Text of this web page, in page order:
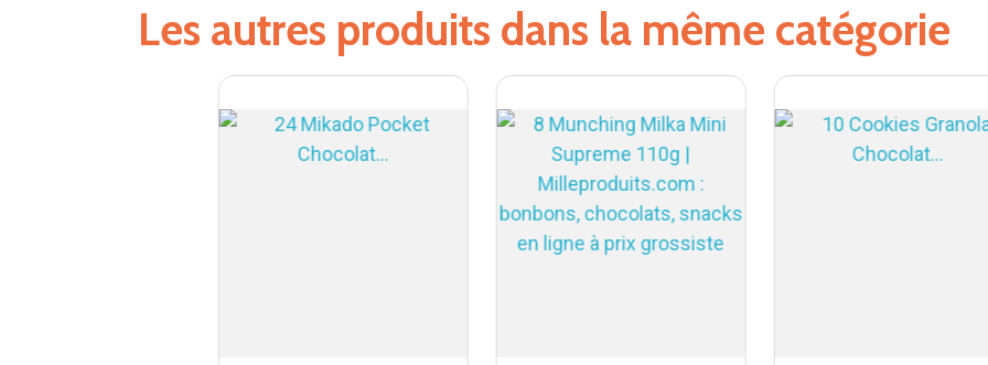
Les autres produits dans la même catégorie